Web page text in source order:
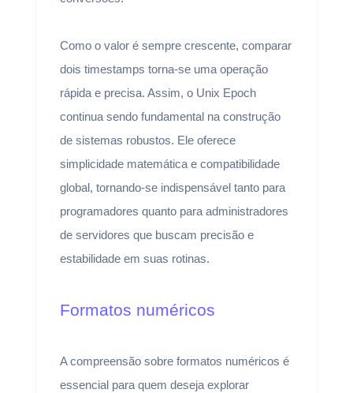
Como o valor é sempre crescente, comparar
dois timestamps torna-se uma operação
rápida e precisa. Assim, o Unix Epoch
continua sendo fundamental na construção
de sistemas robustos. Ele oferece
simplicidade matemática e compatibilidade
global, tornando-se indispensável tanto para
programadores quanto para administradores
de servidores que buscam precisão e
estabilidade em suas rotinas.
Formatos numéricos
A compreensão sobre formatos numéricos é
essencial para quem deseja explorar